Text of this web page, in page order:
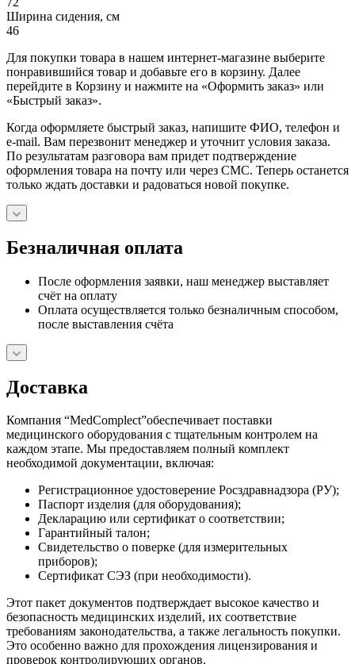
Ширина сидения, см
46
Для покупки товара в нашем интернет-магазине выберите
понравившийся товар и добавьте его в корзину. Далее
перейдите в Корзину и нажмите на «Оформить заказ» или
«Быстрый заказ».
Когда оформляете быстрый заказ, напишите ФИО, телефон и
e-mail. Вам перезвонит менеджер и уточнит условия заказа.
По результатам разговора вам придет подтверждение
оформления товара на почту или через СМС. Теперь останется
только ждать доставки и радоваться новой покупке.
Безналичная оплата
После оформления заявки, наш менеджер выставляет
счёт на оплату
Оплата осуществляется только безналичным способом,
после выставления счёта
Доставка
Компания “MedComplect”обеспечивает поставки
медицинского оборудования с тщательным контролем на
каждом этапе. Мы предоставляем полный комплект
необходимой документации, включая:
Регистрационное удостоверение Росздравнадзора (РУ);
Паспорт изделия (для оборудования);
Декларацию или сертификат о соответствии;
Гарантийный талон;
Свидетельство о поверке (для измерительных
приборов);
Сертификат СЭЗ (при необходимости).
Этот пакет документов подтверждает высокое качество и
безопасность медицинских изделий, их соответствие
требованиям законодательства, а также легальность покупки.
Это особенно важно для прохождения лицензирования и
проверок контролирующих органов.